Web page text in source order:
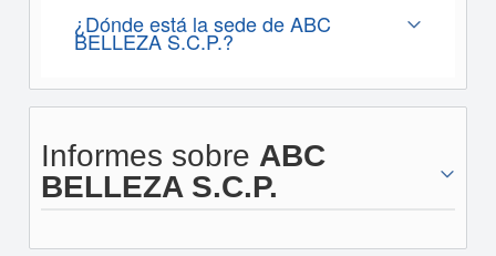
¿Dónde está la sede de ABC
BELLEZA S.C.P.?
Informes sobre ABC
BELLEZA S.C.P.